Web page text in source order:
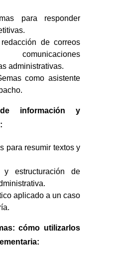
para responder
de correos
comunicaciones
administrativas.
como asistente
información y
para resumir textos y
y estructuración de
aplicado a un caso
cómo utilizarlos